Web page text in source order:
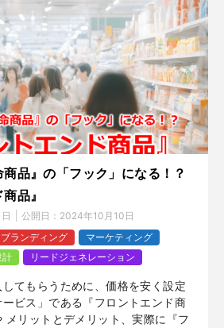
品』の「フック」になる！？
品』
公開日： 2024年10月10日
ブランディング
マーケティング
計
リードジェネレーション
してもらうために、価格を安く設定
ビス」である『フロントエンド商
メリットとデメリット、実際に『フ